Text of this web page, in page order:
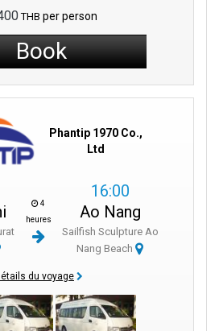
THB per person
Book
Phantip 1970 Co.,
Ltd
4
heures
16:00
Ao Nang
Sailfish Sculpture Ao
Nang Beach
du voyage